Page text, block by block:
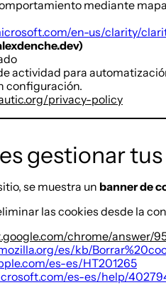
mediante
en-us/clarity/
actividad para
configuración.
privacy-policy
gestionar
se muestra un banner de
las cookies desde la
chrome/answer/
es/kb/
es-es/HT201265
es-es/help/